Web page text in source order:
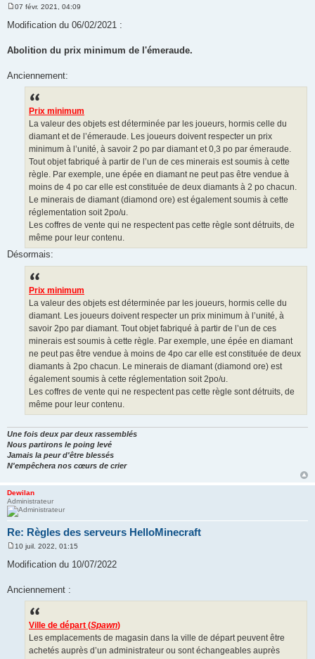
s
a
g
07 févr. 2021, 04:09
Modification du 06/02/2021 :
Abolition du prix minimum de l'émeraude.
Anciennement:
Prix minimum
La valeur des objets est déterminée par les joueurs, hormis celle du
diamant et de l’émeraude. Les joueurs doivent respecter un prix
minimum à l’unité, à savoir 2 po par diamant et 0,3 po par émeraude.
Tout objet fabriqué à partir de l’un de ces minerais est soumis à cette
règle. Par exemple, une épée en diamant ne peut pas être vendue à
moins de 4 po car elle est constituée de deux diamants à 2 po chacun.
Le minerais de diamant (diamond ore) est également soumis à cette
réglementation soit 2po/u.
Les coffres de vente qui ne respectent pas cette règle sont détruits, de
même pour leur contenu.
Désormais:
Prix minimum
La valeur des objets est déterminée par les joueurs, hormis celle du
diamant. Les joueurs doivent respecter un prix minimum à l’unité, à
savoir 2po par diamant. Tout objet fabriqué à partir de l’un de ces
minerais est soumis à cette règle. Par exemple, une épée en diamant
ne peut pas être vendue à moins de 4po car elle est constituée de deux
diamants à 2po chacun. Le minerais de diamant (diamond ore) est
également soumis à cette réglementation soit 2po/u.
Les coffres de vente qui ne respectent pas cette règle sont détruits, de
même pour leur contenu.
Une fois deux par deux rassemblés
Nous partirons le poing levé
Jamais la peur d'être blessés
N'empêchera nos cœurs de crier
Dewilan
Administrateur
Re: Règles des serveurs HelloMinecraft
s
g
10 juil. 2022, 01:15
Modification du 10/07/2022
Anciennement :
Ville de départ (Spawn)
Les emplacements de magasin dans la ville de départ peuvent être
achetés auprès d’un administrateur ou sont échangeables auprès